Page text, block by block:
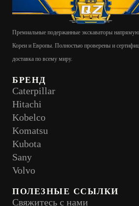
Премиальные подержанные экскаваторы
Кореи и Европы. Полностью проверены и
доставка по всему миру.
БРЕНД
Caterpillar
Hitachi
Kobelco
Komatsu
Kubota
Sany
Volvo
ПОЛЕЗНЫЕ ССЫЛКИ
Свяжитесь с нами